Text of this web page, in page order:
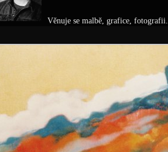
Věnuje se malbě, grafice, fotografii.